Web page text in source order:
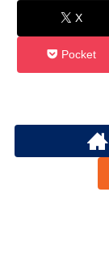
X
Pocket